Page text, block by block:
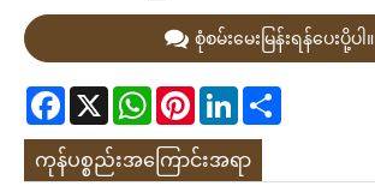
စုံစမ်းမေးမြန်းရန်ပေးပို့ပါ။
Facebook
X WhatsApp
PinterestLinkedIn
ကုန်ပစ္စည်းအကြောင်းအရာ